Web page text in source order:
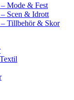
Mode & Fest
Scen & Idrott
Tillbehör & Skor